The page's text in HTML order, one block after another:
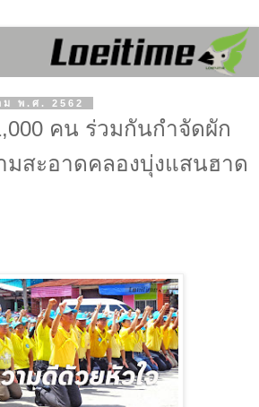
ม พ.ศ. 2562
คน ร่วมกันกำจัดผัก
สะอาดคลองบุ่งแสนฮาด